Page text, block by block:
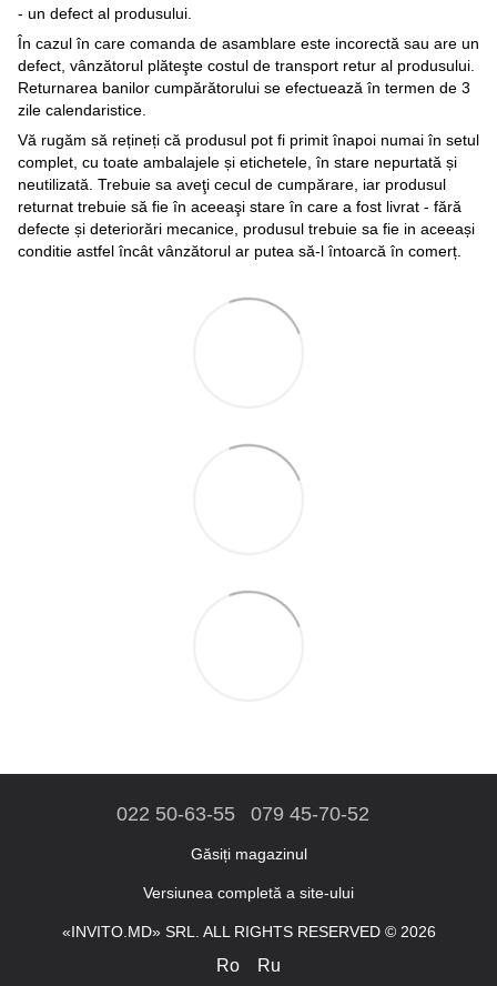
- un defect al produsului.
În cazul în care comanda de asamblare este incorectă sau are un
defect, vânzătorul plăteşte costul de transport retur al produsului.
Returnarea banilor cumpărătorului se efectuează în termen de 3
zile calendaristice.
Vă rugăm să rețineți că produsul pot fi primit înapoi numai în setul
complet, cu toate ambalajele și etichetele, în stare nepurtată și
neutilizată. Trebuie sa aveţi cecul de cumpărare, iar produsul
returnat trebuie să fie în aceeaşi stare în care a fost livrat - fără
defecte și deteriorări mecanice, produsul trebuie sa fie in aceeași
conditie astfel încât vânzătorul ar putea să-l întoarcă în comerț.
022 50-63-55 079 45-70-52
Găsiți magazinul
Versiunea completă a site-ului
«INVITO.MD» SRL. ALL RIGHTS RESERVED © 2026
Ro Ru